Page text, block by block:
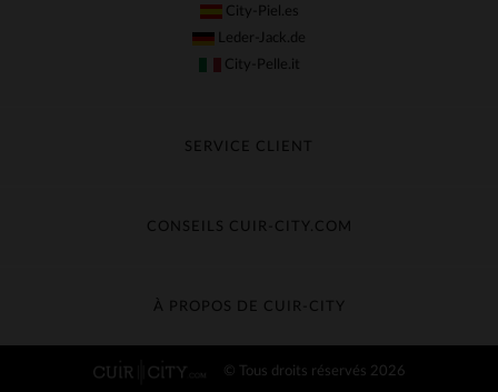
City-Piel.es
Leder-Jack.de
City-Pelle.it
SERVICE CLIENT
Échange & Remboursement
Contacter le service client
CONSEILS CUIR-CITY.COM
Guide des matières
À PROPOS DE CUIR-CITY
© Tous droits réservés 2026